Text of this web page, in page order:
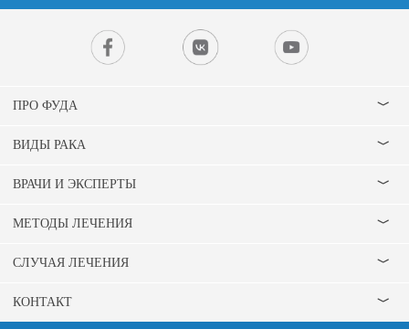
ПРО ФУДА
ВИДЫ РАКА
ВРАЧИ И ЭКСПЕРТЫ
МЕТОДЫ ЛЕЧЕНИЯ
СЛУЧАЯ ЛЕЧЕНИЯ
КОНТАКТ